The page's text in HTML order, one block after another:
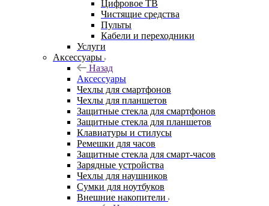
Цифровое ТВ
Чистящие средства
Пульты
Кабели и переходники
Услуги
Аксессуары
Назад
Аксессуары
Чехлы для смартфонов
Чехлы для планшетов
Защитные стекла для смартфонов
Защитные стекла для планшетов
Клавиатуры и стилусы
Ремешки для часов
Защитные стекла для смарт-часов
Зарядные устройства
Чехлы для наушников
Сумки для ноутбуков
Внешние накопители